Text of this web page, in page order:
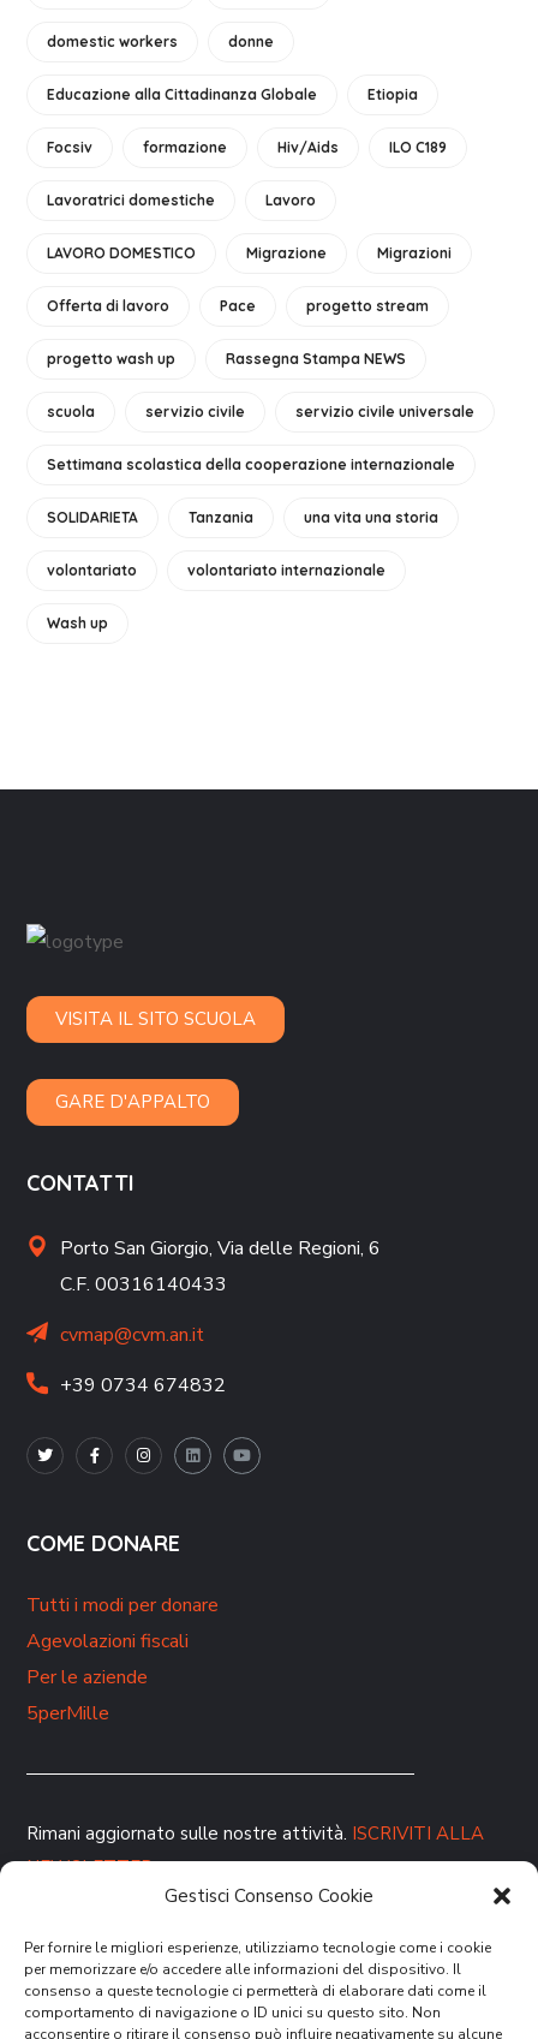
Gestisci Consenso Cookie
Per fornire le migliori esperienze, utilizziamo tecnologie come i cookie
per memorizzare e/o accedere alle informazioni del dispositivo. Il
consenso a queste tecnologie ci permetterà di elaborare dati come il
comportamento di navigazione o ID unici su questo sito. Non
acconsentire o ritirare il consenso può influire negativamente su alcune
domestic workers donne
Educazione alla Cittadinanza Globale Etiopia
Focsiv formazione Hiv/Aids ILO C189
Lavoratrici domestiche Lavoro
LAVORO DOMESTICO Migrazione Migrazioni
Offerta di lavoro Pace progetto stream
progetto wash up Rassegna Stampa NEWS
scuola servizio civile servizio civile universale
Settimana scolastica della cooperazione internazionale
SOLIDARIETA Tanzania una vita una storia
volontariato volontariato internazionale
Wash up
VISITA IL SITO SCUOLA
GARE D'APPALTO
CONTATTI
Porto San Giorgio,Via delle Regioni, 6
C.F. 00316140433
cvmap@cvm.an.it
+39 0734 674832
COME DONARE
Tutti i modi per donare
Agevolazioni fiscali
Per le aziende
5perMille
Rimani aggiornato sulle nostre attività. ISCRIVITI ALLA
NEWSLETTER